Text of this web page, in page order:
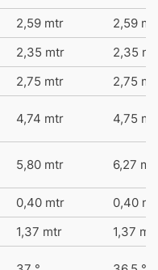
2,59 mtr
2,59
2,35 mtr
2,35
2,75 mtr
2,75
4,74 mtr 4,75
5,80 mtr 6,27
0,40 mtr
0,40
1,37 mtr
1,37 mtr